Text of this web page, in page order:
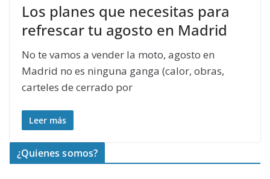
Los planes que necesitas para
refrescar tu agosto en Madrid
No te vamos a vender la moto, agosto en
Madrid no es ninguna ganga (calor, obras,
carteles de cerrado por
Leer más
¿Quienes somos?